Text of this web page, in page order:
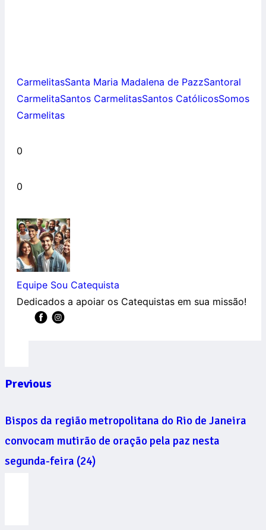
CarmelitasSanta Maria Madalena de PazzSantoral
CarmelitaSantos CarmelitasSantos CatólicosSomos
Carmelitas
0
0
Equipe Sou Catequista
Dedicados a apoiar os Catequistas em sua missão!
Previous
Bispos da região metropolitana do Rio de Janeira
convocam mutirão de oração pela paz nesta
segunda-feira (24)